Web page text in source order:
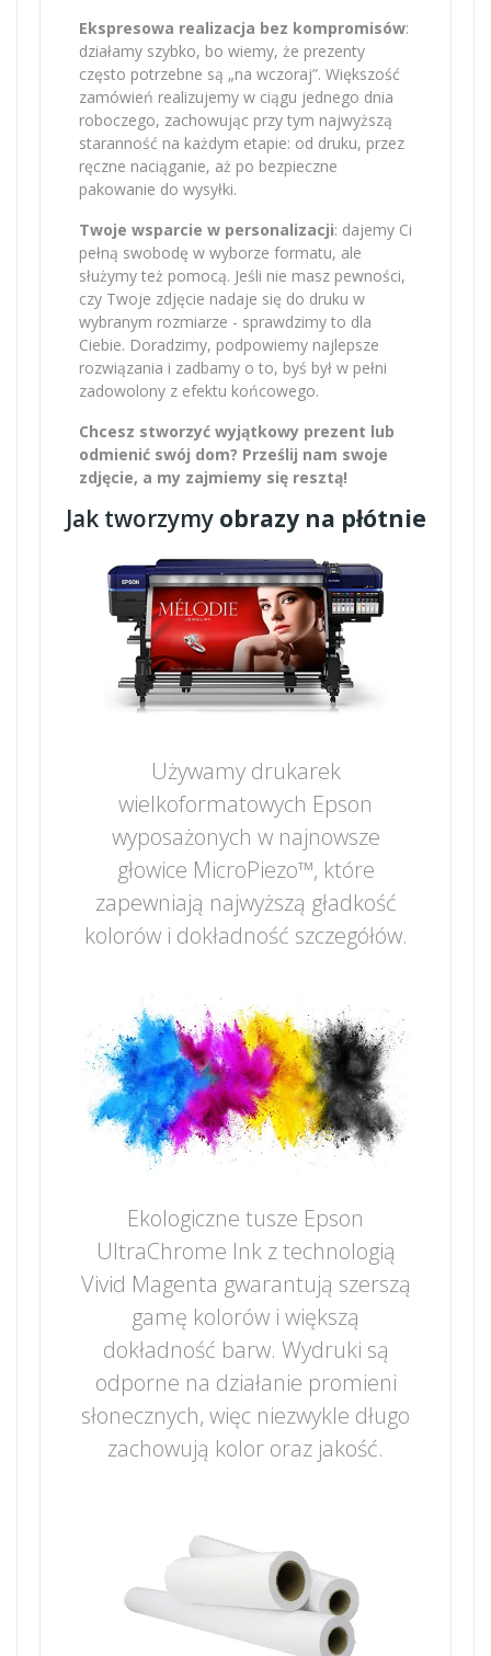
Ekspresowa realizacja bez kompromisów:
działamy szybko, bo wiemy, że prezenty
często potrzebne są „na wczoraj”. Większość
zamówień realizujemy w ciągu jednego dnia
roboczego, zachowując przy tym najwyższą
staranność na każdym etapie: od druku, przez
ręczne naciąganie, aż po bezpieczne
pakowanie do wysyłki.
Twoje wsparcie w personalizacji: dajemy Ci
pełną swobodę w wyborze formatu, ale
służymy też pomocą. Jeśli nie masz pewności,
czy Twoje zdjęcie nadaje się do druku w
wybranym rozmiarze - sprawdzimy to dla
Ciebie. Doradzimy, podpowiemy najlepsze
rozwiązania i zadbamy o to, byś był w pełni
zadowolony z efektu końcowego.
Chcesz stworzyć wyjątkowy prezent lub
odmienić swój dom? Prześlij nam swoje
zdjęcie, a my zajmiemy się resztą!
Jak tworzymyobrazy na płótnie
Używamy drukarek
wielkoformatowych Epson
wyposażonych w najnowsze
głowice MicroPiezo™, które
zapewniają najwyższą gładkość
kolorów i dokładność szczegółów.
Ekologiczne tusze Epson
UltraChrome Ink z technologią
Vivid Magenta gwarantują szerszą
gamę kolorów i większą
dokładność barw. Wydruki są
odporne na działanie promieni
słonecznych, więc niezwykle długo
zachowują kolor oraz jakość.